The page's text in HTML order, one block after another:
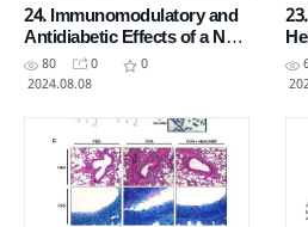
24. Immunomodulatory and
Antidiabetic Effects of a New
Herbal Preparation
(HemoHIM)
80 0
0
2024.08.08